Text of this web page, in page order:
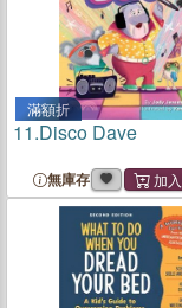
滿額折
11.Disco Dave
無庫存